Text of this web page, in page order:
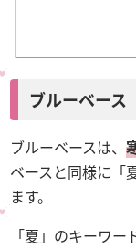
ブルーベース
ブルーベースは、
ベースと同様に「
ます。
「夏」のキーワ